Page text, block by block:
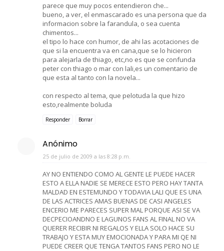
parece que muy pocos entendieron che...
bueno, a ver, el enmascarado es una persona que da
informacion sobre la farandula, o sea cuenta
chimentos...
el tipo lo hace con humor, de ahi las acotaciones de
que si la encuentra va en cana,que se lo hicieron
para alejarla de thiago, etc,no es que se confunda
peter con thiago o mar con lali,es un comentario de
que esta al tanto con la novela...
con respecto al tema, que pelotuda la que hizo
esto,realmente boluda
Responder Borrar
Anónimo
25 de julio de 2009 a las 8:28 p.m.
AY NO ENTIENDO COMO AL GENTE LE PUEDE HACER
ESTO A ELLA NADIE SE MERECE ESTO PERO HAY TANTA
MALDAD EN ESTEMUNDO Y TODAVIA LALI QUE ES UNA
DE LAS ACTRICES AMAS BUENAS DE CASI ANGELES
ENCERIO ME PARECES SUPER MAL PORQUE ASI SE VA
DECPECIOANDNO E LAGUNOS FANS AL FINAL NO VA
QUERER RECIBIR NI REGALOS Y ELLA SOLO HACE SU
TRABAJO Y ESTA MUY EMOCIONADA Y PARA MI QE NI
PUEDE CREER QUE TENGA TANTOS FANS PERO NO LE